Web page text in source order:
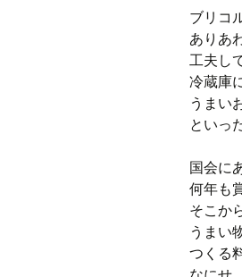
アーカイブ（４）
記事（151）～
アーカイブ（５）
記事（201）～
アー
講演録
アー
四国
ブリコ
ありあ
工夫し
冷蔵庫
うまい
といっ
国会に
何年も
そこか
うまい
つくる